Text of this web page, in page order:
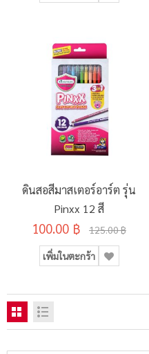
ดินสอสีมาสเตอร์อาร์ต รุ่น
Pinxx 12 สี
100.00 ฿ 125.00 ฿
เพิ่มในตะกร้า